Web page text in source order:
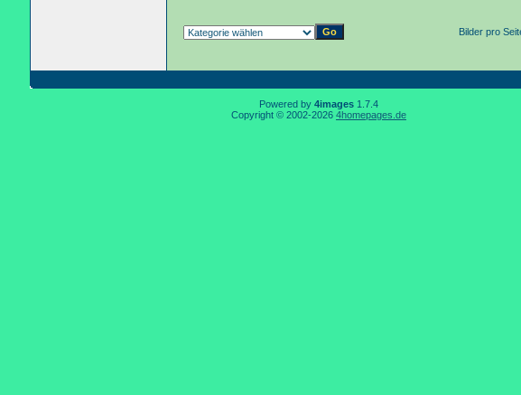
Bilder pro
Powered by 4images 1.7.4
Copyright © 2002-2026 4homepages.de